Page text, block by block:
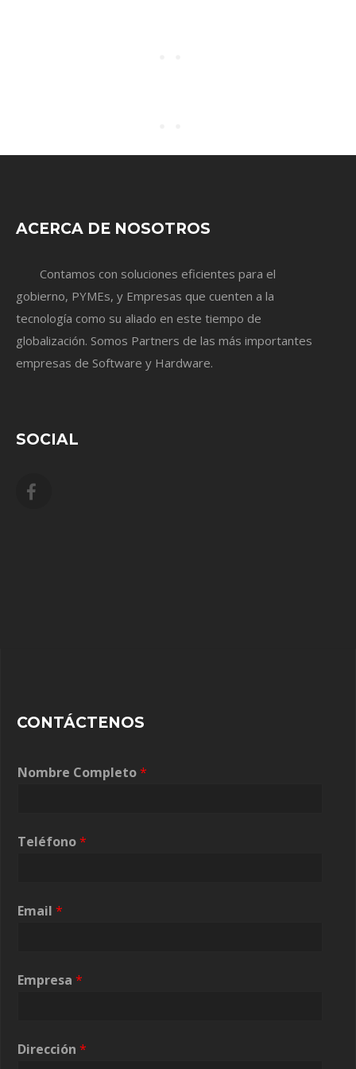
ACERCA DE NOSOTROS
Contamos con soluciones eficientes para el
gobierno, PYMEs, y Empresas que cuenten a la
tecnología como su aliado en este tiempo de
globalización. Somos Partners de las más importantes
empresas de Software y Hardware.
SOCIAL
CONTÁCTENOS
Nombre Completo*
Teléfono*
Email *
Empresa *
N
o
Dirección *